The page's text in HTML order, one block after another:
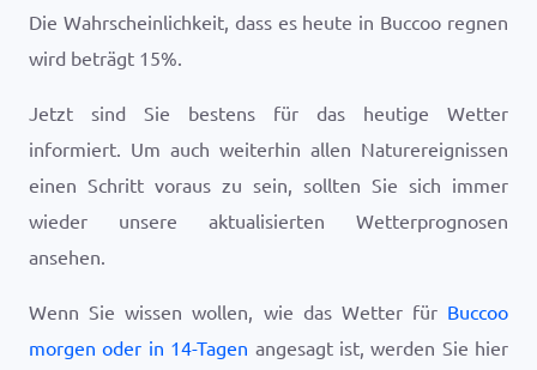
Die Wahrscheinlichkeit, dass es heute in Buccoo regnen
wird beträgt 15%.
Jetzt sind Sie bestens für das heutige Wetter
informiert. Um auch weiterhin allen Naturereignissen
einen Schritt voraus zu sein, sollten Sie sich immer
wieder unsere aktualisierten Wetterprognosen
ansehen.
Wenn Sie wissen wollen, wie das Wetter für Buccoo
morgen oder in 14-Tagen angesagt ist, werden Sie hier